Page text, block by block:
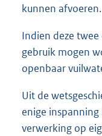
kunnen afvoeren.
Indien deze
gebruik mogen
openbaar
Uit de
enige
verwerking op